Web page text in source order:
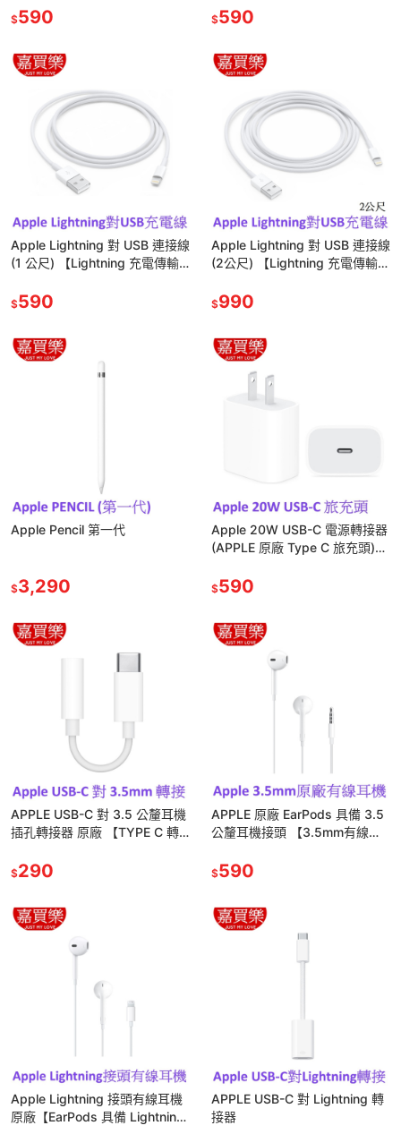
$590 $590
Apple Lightning 對 USB 連接線
(1 公尺) 【Lightning 充電傳輸
$590
Apple Lightning 對 USB 連接線
(2公尺) 【Lightning 充電傳輸
$990
Apple Pencil 第一代
$3,290
Apple 20W USB-C 電源轉接器
(APPLE 原廠 Type C 旅充頭)
$590
APPLE USB-C 對 3.5 公釐耳機
插孔轉接器 原廠 【TYPE C 轉
$290
APPLE 原廠 EarPods 具備 3.5
公釐耳機接頭 【3.5mm有線耳
$590
Apple Lightning 接頭有線耳機
原廠【EarPods 具備 Lightning
APPLE USB-C 對 Lightning 轉
接器